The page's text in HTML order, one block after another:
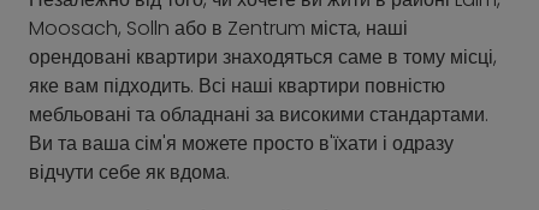
Moosach, Solln або в Zentrum міста, наші
орендовані квартири знаходяться саме в тому місці,
яке вам підходить. Всі наші квартири повністю
мебльовані та обладнані за високими стандартами.
Ви та ваша сім'я можете просто в'їхати і одразу
відчути себе як вдома.